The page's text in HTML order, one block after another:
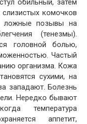
обильный, затем
комочков
ложные позывы на
(тенезмы).
головной болью,
Частый
организма. Кожа
сухими, на
западают. Болезнь
Нередко бывают
температура
аппетит,